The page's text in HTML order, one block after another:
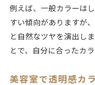
例えば、一般カラーは
すい傾向がありますが
と自然なツヤを演出し
とで、自分に合ったカ
美容室で透明感カ